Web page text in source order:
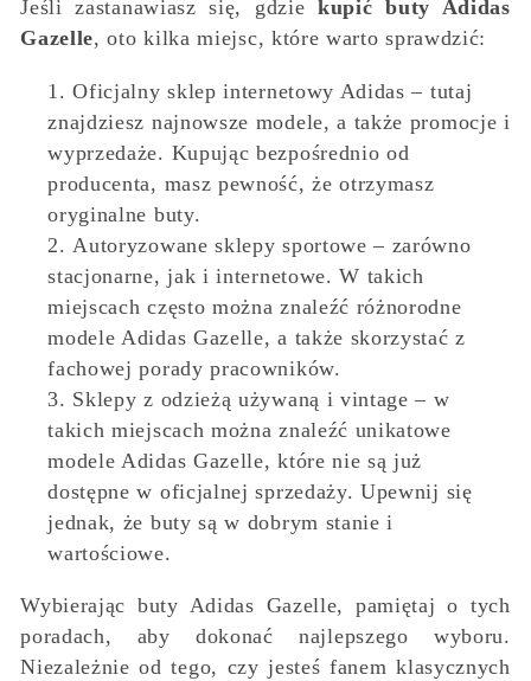
Jeśli zastanawiasz się, gdzie kupić buty Adidas
Gazelle, oto kilka miejsc, które warto sprawdzić:
Oficjalny sklep internetowy Adidas – tutaj
znajdziesz najnowsze modele, a także promocje i
wyprzedaże. Kupując bezpośrednio od
producenta, masz pewność, że otrzymasz
oryginalne buty.
Autoryzowane sklepy sportowe – zarówno
stacjonarne, jak i internetowe. W takich
miejscach często można znaleźć różnorodne
modele Adidas Gazelle, a także skorzystać z
fachowej porady pracowników.
Sklepy z odzieżą używaną i vintage – w
takich miejscach można znaleźć unikatowe
modele Adidas Gazelle, które nie są już
dostępne w oficjalnej sprzedaży. Upewnij się
jednak, że buty są w dobrym stanie i
wartościowe.
Wybierając buty Adidas Gazelle, pamiętaj o tych
poradach, aby dokonać najlepszego wyboru.
Niezależnie od tego, czy jesteś fanem klasycznych